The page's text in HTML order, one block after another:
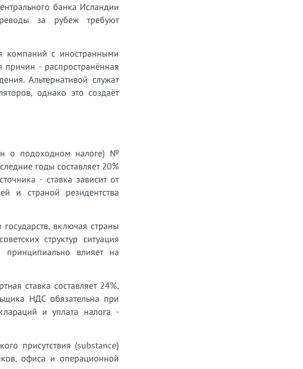
банка Исландии
за рубеж требуют
компаний с иностранными
причин - распространённая
Альтернативой служат
однако это создаёт
о подоходном налоге) №
годы составляет 20%
- ставка зависит от
и страной резидентства
включая страны
структур ситуация
принципиально влияет на
ставка составляет 24%,
НДС обязательна при
и уплата налога -
присутствия (substance)
офиса и операционной